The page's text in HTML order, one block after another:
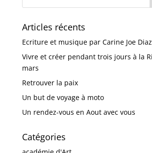
Articles récents
Ecriture et musique par Carine Joe Diaz
Vivre et créer pendant trois jours à la
mars
Retrouver la paix
Un but de voyage à moto
Un rendez-vous en Aout avec vous
Catégories